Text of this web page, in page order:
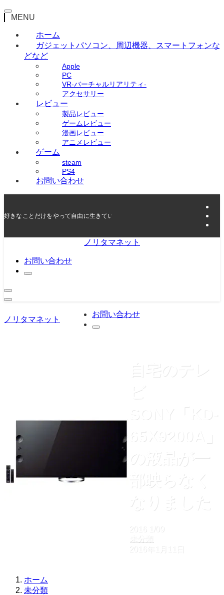
MENU
ホーム
ガジェット パソコン、周辺機器、スマートフォンな
どなど
Apple
PC
VR-バーチャルリアリティ-
アクセサリー
レビュー
製品レビュー
ゲームレビュー
漫画レビュー
アニメレビュー
ゲーム
steam
PS4
お問い合わせ
好きなことだけをやって自由に生きていく
ノリタマネット
お問い合わせ
ノリタマネット
お問い合わせ
自宅のテレ
ビ
SONY「KD-
65X9200A」
の液晶が一
部映らなく
なりました
2016
1/09
未分類
2016年1月11日
ホーム
未分類